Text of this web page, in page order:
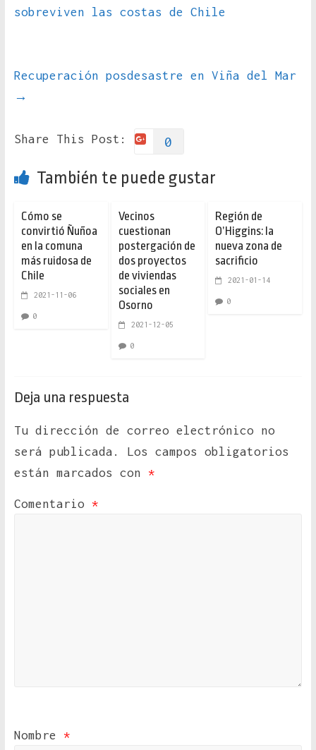
sobreviven las costas de Chile
Recuperación posdesastre en Viña del Mar
→
Share This Post: 0
También te puede gustar
Cómo se
convirtió Ñuñoa
en la comuna
más ruidosa de
Chile
2021-11-06
0
Vecinos
cuestionan
postergación de
dos proyectos
de viviendas
sociales en
Osorno
2021-12-05
0
Región de
O’Higgins: la
nueva zona de
sacrificio
2021-01-14
0
Deja una respuesta
Tu dirección de correo electrónico no
será publicada.
Los campos obligatorios
están marcados con *
Comentario *
Nombre *